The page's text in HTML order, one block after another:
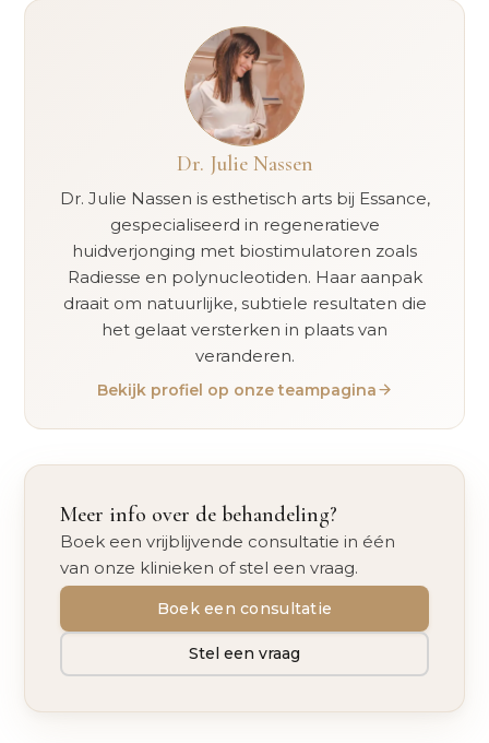
Dr. Julie Nassen
Dr. Julie Nassen is esthetisch arts bij Essance,
gespecialiseerd in regeneratieve
huidverjonging met biostimulatoren zoals
Radiesse en polynucleotiden. Haar aanpak
draait om natuurlijke, subtiele resultaten die
het gelaat versterken in plaats van
veranderen.
Bekijk profiel op onze teampagina
Meer info over de behandeling?
Boek een vrijblijvende consultatie in één
van onze klinieken of stel een vraag.
Boek een consultatie
Stel een vraag